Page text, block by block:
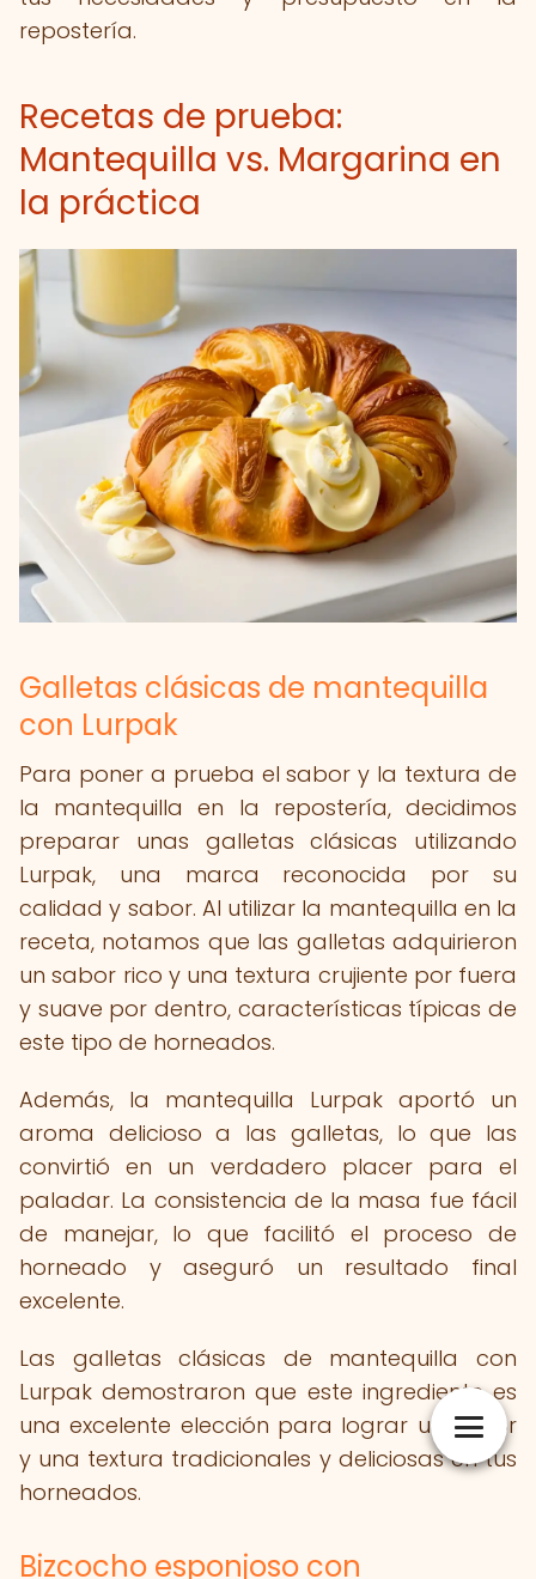
repostería.
Recetas de prueba:
Mantequilla vs. Margarina en
la práctica
Galletas clásicas de mantequilla
con Lurpak
Para poner a prueba el sabor y la textura de
la mantequilla en la repostería, decidimos
preparar unas galletas clásicas utilizando
Lurpak, una marca reconocida por su
calidad y sabor. Al utilizar la mantequilla en la
receta, notamos que las galletas adquirieron
un sabor rico y una textura crujiente por fuera
y suave por dentro, características típicas de
este tipo de horneados.
Además, la mantequilla Lurpak aportó un
aroma delicioso a las galletas, lo que las
convirtió en un verdadero placer para el
paladar. La consistencia de la masa fue fácil
de manejar, lo que facilitó el proceso de
horneado y aseguró un resultado final
excelente.
Las galletas clásicas de mantequilla con
Lurpak demostraron que este ingrediente es
una excelente elección para lograr un sabor
y una textura tradicionales y deliciosas en tus
horneados.
Bizcocho esponjoso con